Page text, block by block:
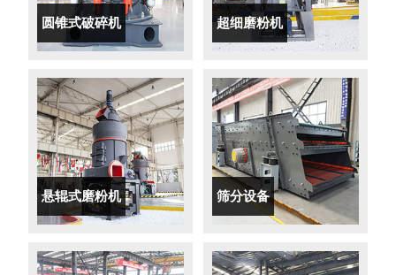
圆锥式破碎机 超细磨粉机
悬辊式磨粉机 筛分设备